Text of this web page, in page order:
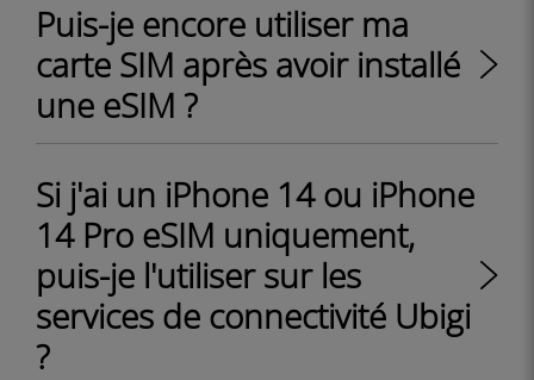
Puis-je encore utiliser ma
carte SIM après avoir installé
une eSIM ?
Si j'ai un iPhone 14 ou iPhone
14 Pro eSIM uniquement,
puis-je l'utiliser sur les
services de connectivité Ubigi
?